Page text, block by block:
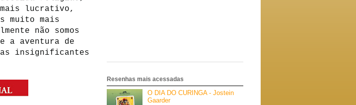
lucrativo,
muito mais
não somos
a aventura de
insignificantes
Resenhas mais acessadas
O DIA DO CURINGA - Jostein
Gaarder